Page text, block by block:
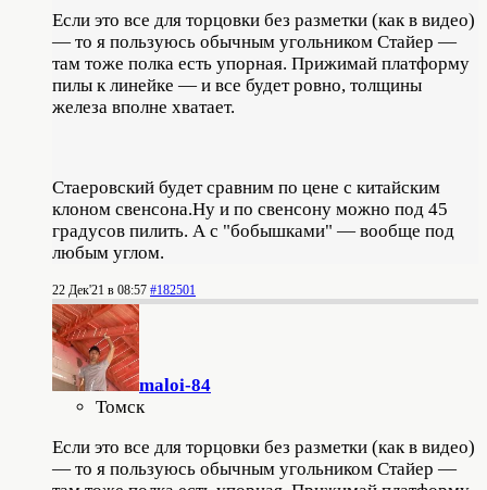
Если это все для торцовки без разметки (как в видео)
— то я пользуюсь обычным угольником Стайер —
там тоже полка есть упорная. Прижимай платформу
пилы к линейке — и все будет ровно, толщины
железа вполне хватает.
Стаеровский будет сравним по цене с китайским
клоном свенсона.Ну и по свенсону можно под 45
градусов пилить. А с "бобышками" — вообще под
любым углом.
22 Дек'21 в 08:57 #182501
maloi-84
Томск
Если это все для торцовки без разметки (как в видео)
— то я пользуюсь обычным угольником Стайер —